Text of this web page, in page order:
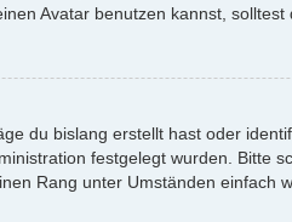
Avatar benutzen kannst,
du bislang erstellt hast oder
festgelegt wurden.
Rang unter Umständen einfach